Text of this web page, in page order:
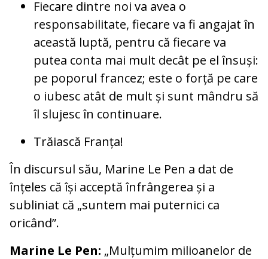
Fiecare dintre noi va avea o
responsabilitate, fiecare va fi angajat în
această luptă, pentru că fiecare va
putea conta mai mult decât pe el însuși:
pe poporul francez; este o forță pe care
o iubesc atât de mult și sunt mândru să
îl slujesc în continuare.
Trăiască Franța!
În discursul său, Marine Le Pen a dat de
înțeles că își acceptă înfrângerea și a
subliniat că „suntem mai puternici ca
oricând”.
Marine Le Pen: „Mulțumim milioanelor de